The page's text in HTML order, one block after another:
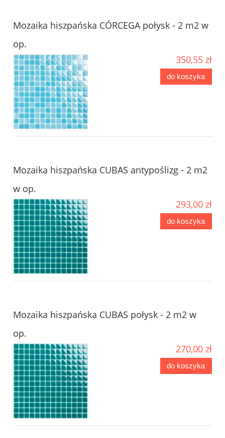
Mozaika hiszpańska CÓRCEGA połysk - 2 m2 w
op.
350,55 zł
do koszyka
Mozaika hiszpańska CUBAS antypoślizg - 2 m2
w op.
293,00 zł
do koszyka
Mozaika hiszpańska CUBAS połysk - 2 m2 w
op.
270,00 zł
do koszyka